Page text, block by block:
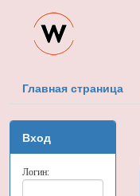
Главная страница
Вход
Логин: